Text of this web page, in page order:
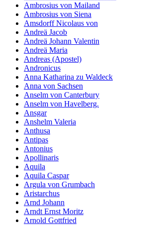
Ambrosius von Mailand
Ambrosius von Siena
Amsdorff Nicolaus von
Andreä Jacob
Andreä Johann Valentin
Andreä Maria
Andreas (Apostel)
Andronicus
Anna Katharina zu Waldeck
Anna von Sachsen
Anselm von Canterbury
Anselm von Havelberg.
Ansgar
Anshelm Valeria
Anthusa
Antipas
Antonius
Apollinaris
Aquila
Aquila Caspar
Argula von Grumbach
Aristarchus
Arnd Johann
Arndt Ernst Moritz
Arnold Gottfried